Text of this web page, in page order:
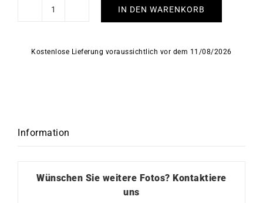
Twisted
Durchmesser
IN DEN WARENKORB
Kostenlose Lieferung voraussichtlich vor dem 11/08/2026
Information
Wünschen Sie weitere Fotos?Kontaktiere
uns